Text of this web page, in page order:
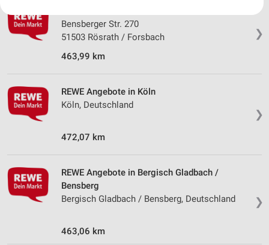
❯
Bensberger Str. 270
51503 Rösrath / Forsbach
463,99 km
❯
REWE Angebote in Köln
Köln, Deutschland
472,07 km
❯
REWE Angebote in Bergisch Gladbach /
Bensberg
Bergisch Gladbach / Bensberg, Deutschland
463,06 km
Website/App.
Partnerliste anzeigen (1 IAB-Anbieter)
IAB-Verarbeitungszwecke:
auf einem Endgerät
Verwendung reduzierter Daten zur Auswahl von
Verwendung von Profilen zur Auswahl
personalisierter Werbung
von Inhalten